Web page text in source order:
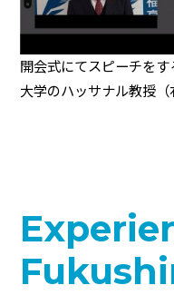
開会式にてスピーチを
大学のハッサナル教授（